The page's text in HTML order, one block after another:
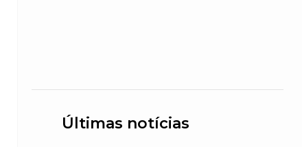
Últimas notícias